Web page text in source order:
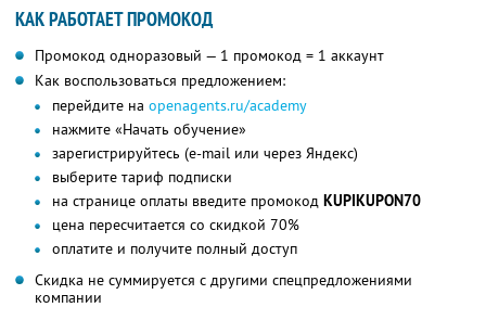
КАК РАБОТАЕТ ПРОМОКОД
Промокод одноразовый — 1 промокод = 1 аккаунт
Как воспользоваться предложением:
перейдите на openagents.ru/academy
нажмите «Начать обучение»
зарегистрируйтесь (e-mail или через Яндекс)
выберите тариф подписки
на странице оплаты введите промокод KUPIKUPON70
цена пересчитается со скидкой 70%
оплатите и получите полный доступ
Скидка не суммируется с другими спецпредложениями
компании